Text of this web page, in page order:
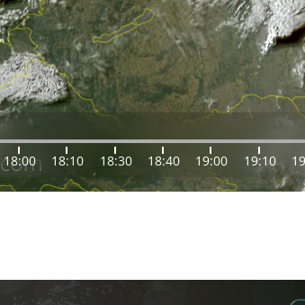
18:00 18:10 18:30 18:40 19:00 19:10